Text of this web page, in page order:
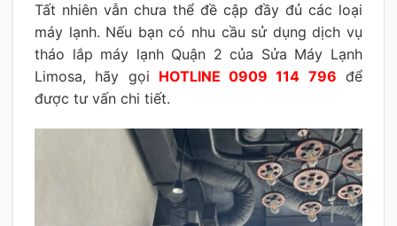
Tất nhiên vẫn chưa thể đề cập đầy đủ các loại
máy lạnh. Nếu bạn có nhu cầu sử dụng dịch vụ
tháo lắp máy lạnh Quận 2 của Sửa Máy Lạnh
Limosa, hãy gọi HOTLINE 0909 114 796 để
được tư vấn chi tiết.